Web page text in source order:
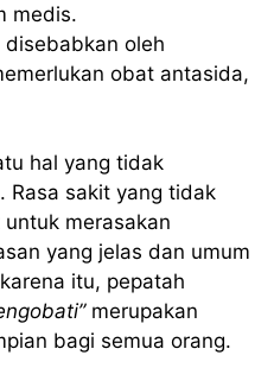
medis.
disebabkan oleh
obat antasida,
hal yang tidak
Rasa sakit yang tidak
merasakan
yang jelas dan umum
itu, pepatah
merupakan
bagi semua orang.